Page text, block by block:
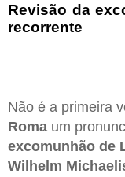
Revisão da
recorrente
Não é a primeira
Roma um
excomunhão de
Wilhelm